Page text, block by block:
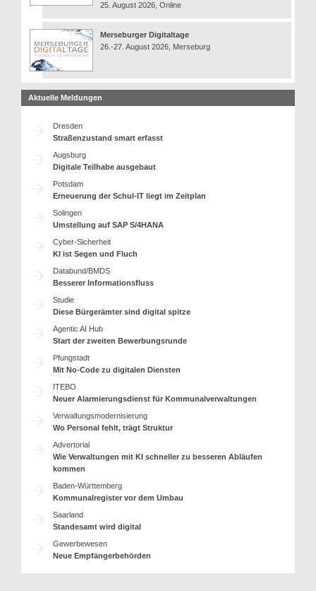
25. August 2026, Online
Merseburger Digitaltage
26.-27. August 2026, Merseburg
Aktuelle Meldungen
Dresden
Straßenzustand smart erfasst
Augsburg
Digitale Teilhabe ausgebaut
Potsdam
Erneuerung der Schul-IT liegt im Zeitplan
Solingen
Umstellung auf SAP S/4HANA
Cyber-Sicherheit
KI ist Segen und Fluch
Databund/BMDS
Besserer Informationsfluss
Studie
Diese Bürgerämter sind digital spitze
Agentic AI Hub
Start der zweiten Bewerbungsrunde
Pfungstadt
Mit No-Code zu digitalen Diensten
ITEBO
Neuer Alarmierungsdienst für Kommunalverwaltungen
Verwaltungsmodernisierung
Wo Personal fehlt, trägt Struktur
Advertorial
Wie Verwaltungen mit KI schneller zu besseren Abläufen
kommen
Baden-Württemberg
Kommunalregister vor dem Umbau
Saarland
Standesamt wird digital
Gewerbewesen
Neue Empfängerbehörden